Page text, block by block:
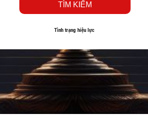
TÌM KIẾM
Tình trạng hiệu lực